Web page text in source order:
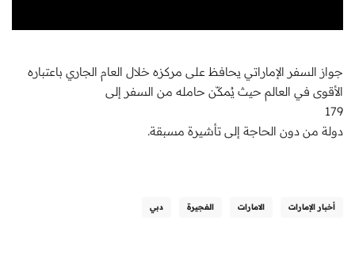
جواز السفر الإماراتي يحافظ على مركزه خلال العام الجاري باعتباره
الأقوى في العالم حيث يُمكّن حامله من السفر إلى
179
دولة من دون الحاجة إلى تأشيرة مسبقة.
أخبار الإمارات الامارات الفجيرة دبي